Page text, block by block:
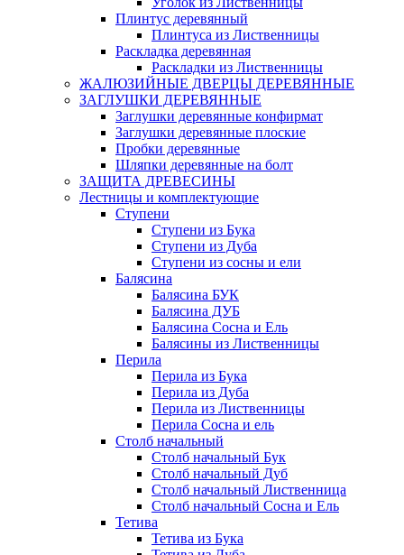
Плинтус деревянный
Плинтуса из Лиственницы
Раскладка деревянная
Раскладки из Лиственницы
ЖАЛЮЗИЙНЫЕ ДВЕРЦЫ ДЕРЕВЯННЫЕ
ЗАГЛУШКИ ДЕРЕВЯННЫЕ
Заглушки деревянные конфирмат
Заглушки деревянные плоские
Пробки деревянные
Шляпки деревянные на болт
ЗАЩИТА ДРЕВЕСИНЫ
Лестницы и комплектующие
Ступени
Ступени из Бука
Ступени из Дуба
Ступени из сосны и ели
Балясина
Балясина БУК
Балясина ДУБ
Балясина Сосна и Ель
Балясины из Лиственницы
Перила
Перила из Бука
Перила из Дуба
Перила из Лиственницы
Перила Сосна и ель
Столб начальный
Столб начальный Бук
Столб начальный Дуб
Столб начальный Лиственница
Столб начальный Сосна и Ель
Тетива
Тетива из Бука